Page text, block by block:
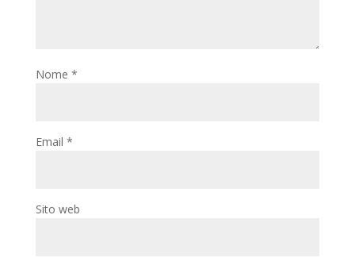
Nome *
Email *
Sito web